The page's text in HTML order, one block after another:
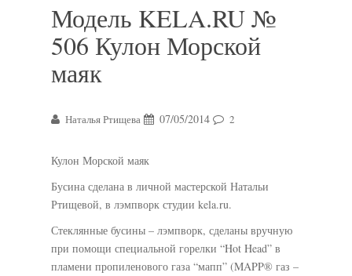
Модель KELA.RU №
506 Кулон Морской
маяк
Наталья Ртищева 07/05/2014 2
Кулон Морской маяк
Бусина сделана в личной мастерской Натальи
Ртищевой, в лэмпворк студии kela.ru.
Стеклянные бусины – лэмпворк, сделаны вручную
при помощи специальной горелки “Hot Head” в
пламени пропиленового газа “мапп” (MAPP® газ –